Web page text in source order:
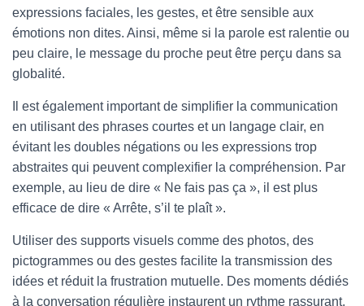
expressions faciales, les gestes, et être sensible aux
émotions non dites. Ainsi, même si la parole est ralentie ou
peu claire, le message du proche peut être perçu dans sa
globalité.
Il est également important de simplifier la communication
en utilisant des phrases courtes et un langage clair, en
évitant les doubles négations ou les expressions trop
abstraites qui peuvent complexifier la compréhension. Par
exemple, au lieu de dire « Ne fais pas ça », il est plus
efficace de dire « Arrête, s’il te plaît ».
Utiliser des supports visuels comme des photos, des
pictogrammes ou des gestes facilite la transmission des
idées et réduit la frustration mutuelle. Des moments dédiés
à la conversation régulière instaurent un rythme rassurant,